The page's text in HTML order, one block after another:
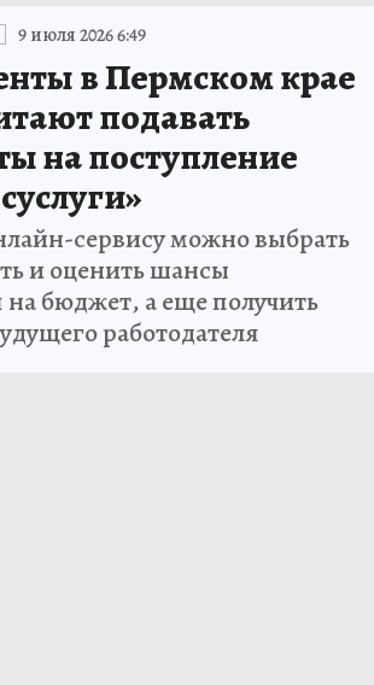
9 июля 2026 6:49
в Пермском крае
подавать
на поступление
сервису можно выбрать
и оценить шансы
бюджет, а еще получить
работодателя